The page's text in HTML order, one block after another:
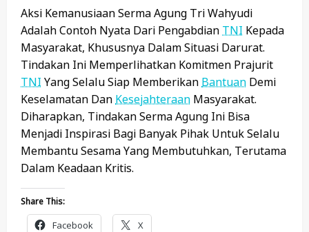
Aksi Kemanusiaan Serma Agung Tri Wahyudi
Adalah Contoh Nyata Dari Pengabdian TNI Kepada
Masyarakat, Khususnya Dalam Situasi Darurat.
Tindakan Ini Memperlihatkan Komitmen Prajurit
TNI Yang Selalu Siap Memberikan Bantuan Demi
Keselamatan Dan Kesejahteraan Masyarakat.
Diharapkan, Tindakan Serma Agung Ini Bisa
Menjadi Inspirasi Bagi Banyak Pihak Untuk Selalu
Membantu Sesama Yang Membutuhkan, Terutama
Dalam Keadaan Kritis.
Share This:
Facebook X